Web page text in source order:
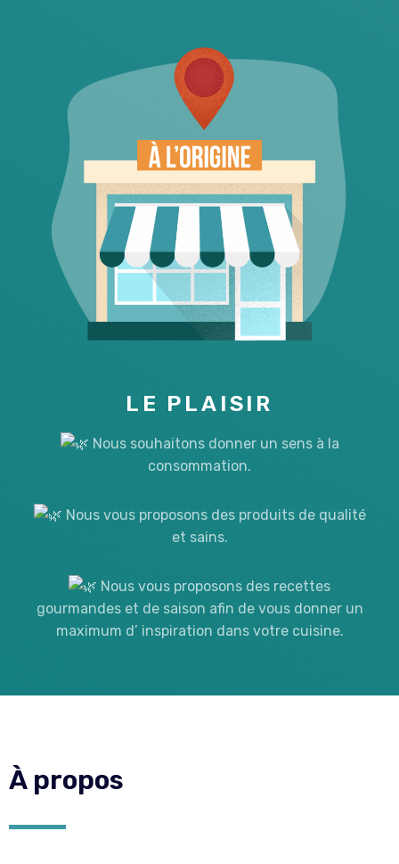
LE PLAISIR
Nous souhaitons donner un sens à la
consommation.
Nous vous proposons des produits de qualité
et sains.
Nous vous proposons des recettes
gourmandes et de saison afin de vous donner un
maximum d’ inspiration dans votre cuisine.
À propos